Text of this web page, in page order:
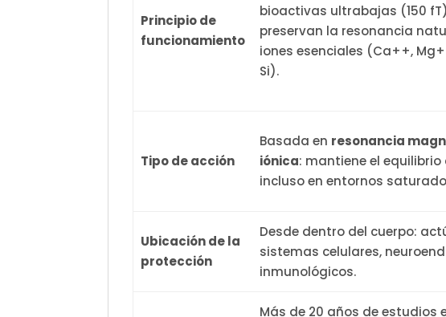
Principio de
funcionamiento
bioactivas ultrabajas (150
preservan la resonancia
iones esenciales (Ca++,
Si).
Tipo de acción
Basada en resonancia
iónica: mantiene el equilibrio
incluso en entornos
Ubicación de la
protección
Desde dentro del cuerpo:
sistemas celulares,
inmunológicos.
Más de 20 años de estudios